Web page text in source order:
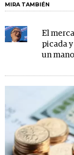
MIRA TAMBIÉN
El
picada y
un